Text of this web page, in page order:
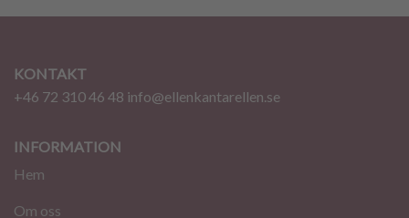
KONTAKT
+46 72 310 46 48 info@ellenkantarellen.se
INFORMATION
Hem
Om oss